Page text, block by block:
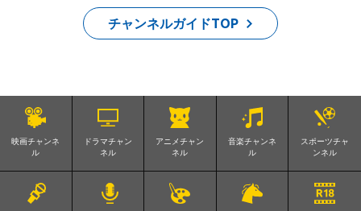
チャンネルガイドTOP
映画チャンネ
ル
ドラマチャン
ネル
アニメチャン
ネル
音楽チャンネ
ル
スポーツチャ
ンネル